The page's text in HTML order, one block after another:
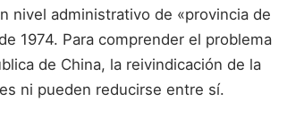
nivel administrativo de «provincia de
1974. Para comprender el problema
de China, la reivindicación de la
ni pueden reducirse entre sí.